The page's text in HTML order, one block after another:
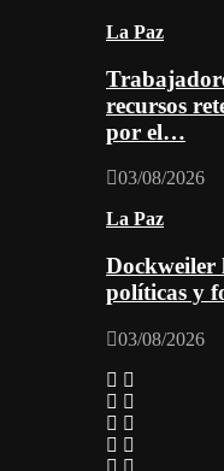
La Paz
recursos
por el…
03/08/2026
La Paz
Dockweiler
políticas y
03/08/2026